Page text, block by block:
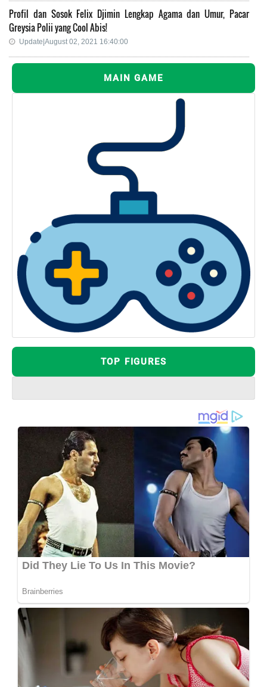
Profil dan Sosok Felix Djimin Lengkap Agama dan Umur, Pacar
Greysia Polii yang Cool Abis!
Update|August 02, 2021 16:40:00
MAIN GAME
TOP FIGURES